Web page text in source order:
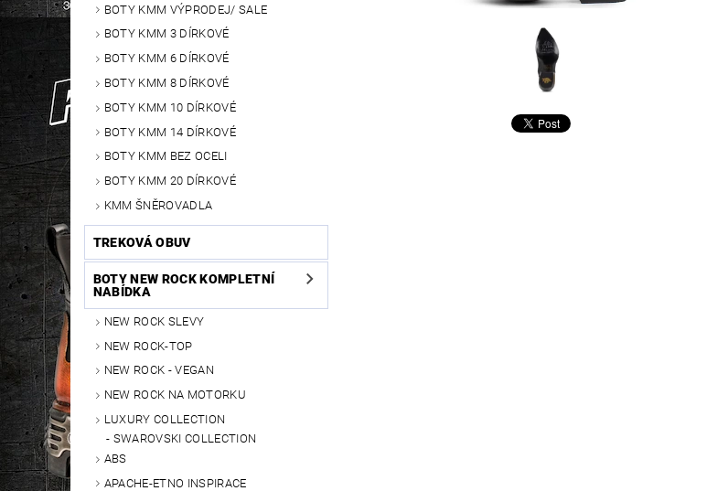
BOTY KMM VÝPRODEJ/ SALE
BOTY KMM 3 DÍRKOVÉ
BOTY KMM 6 DÍRKOVÉ
BOTY KMM 8 DÍRKOVÉ
BOTY KMM 10 DÍRKOVÉ
BOTY KMM 14 DÍRKOVÉ
BOTY KMM BEZ OCELI
BOTY KMM 20 DÍRKOVÉ
KMM ŠNĚROVADLA
TREKOVÁ OBUV
BOTY NEW ROCK KOMPLETNÍ
NABÍDKA
NEW ROCK SLEVY
NEW ROCK-TOP
NEW ROCK - VEGAN
NEW ROCK NA MOTORKU
LUXURY COLLECTION
SWAROVSKI COLLECTION
ABS
APACHE-ETNO INSPIRACE